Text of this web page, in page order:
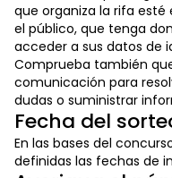
que organiza la rifa
el público, que tenga
acceder a sus datos de
Comprueba también
comunicación para
dudas o suministrar
Fecha del
En las bases del
definidas las fechas de